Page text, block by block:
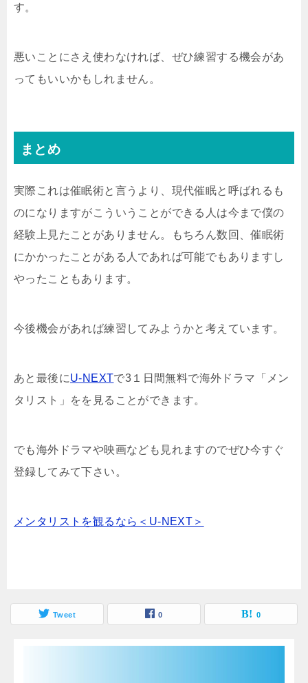
す。
悪いことにさえ使わなければ、ぜひ練習する機会があ
ってもいいかもしれません。
まとめ
実際これは催眠術と言うより、現代催眠と呼ばれるも
のになりますがこういうことができる人は今まで僕の
経験上見たことがありません。もちろん数回、催眠術
にかかったことがある人であれば可能でもありますし
やったこともあります。
今後機会があれば練習してみようかと考えています。
あと最後にU-NEXTで3１日間無料で海外ドラマ「メン
タリスト」をを見ることができます。
でも海外ドラマや映画なども見れますのでぜひ今すぐ
登録してみて下さい。
メンタリストを観るなら＜U-NEXT＞
Tweet 0 0